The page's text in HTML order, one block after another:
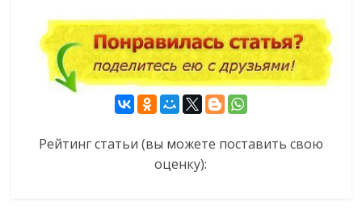
Рейтинг статьи (вы можете поставить свою
оценку):